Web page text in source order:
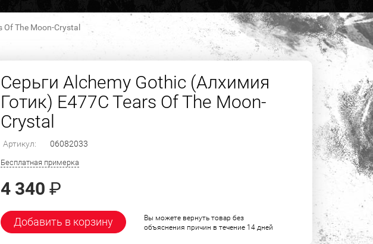
The Moon-Crystal
Серьги Alchemy Gothic (Алхимия
Готик) E477C Tears Of The Moon-
Crystal
Артикул: 06082033
Бесплатная примерка
4 340 ₽
Добавить в корзину
Вы можете вернуть товар без
объяснения причин в течение 14 дней